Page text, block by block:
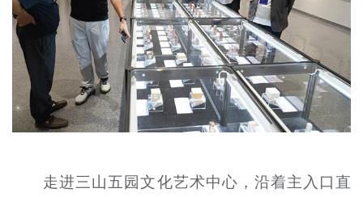
走进三山五园文化艺术中心，沿着主入口直